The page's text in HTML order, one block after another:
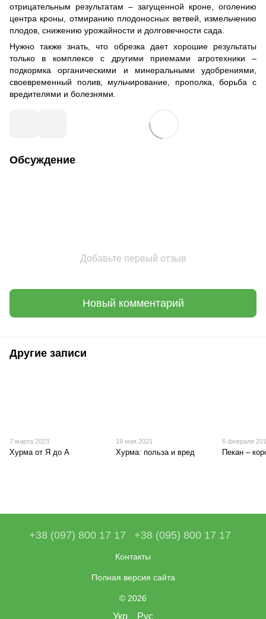
отрицательным результатам – загущенной кроне, оголению
центра кроны, отмиранию плодоносных ветвей, измельчению
плодов, снижению урожайности и долговечности сада.
Нужно также знать, что обрезка дает хорошие результаты
только в комплексе с другими приемами агротехники –
подкормка органическими и минеральными удобрениями,
своевременный полив, мульчирование, прополка, борьба с
вредителями и болезнями.
Обсуждение
Добавьте первый отзыв
Новый комментарий
Другие записи
7 марта 2023
Хурма от Я до А
19 мая 2021
Хурма: польза и вред
6 февраля
Пекан –
+38 (097) 800 17 17 +38 (095) 800 17 17
Контакты
Полная версия сайта
© 2026
Укр Рус